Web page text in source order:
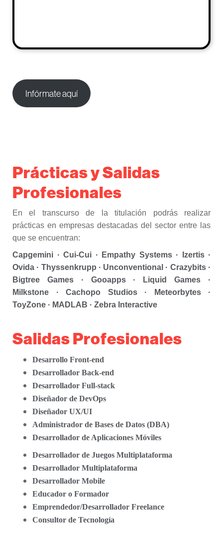
Infórmate aquí
Prácticas y Salidas
Profesionales
En el transcurso de la titulación podrás realizar
prácticas en empresas destacadas del sector entre las
que se encuentran:
Capgemini · Cui-Cui · Empathy Systems · Izertis ·
Ovida · Thyssenkrupp · Unconventional · Crazybits ·
Bigtree Games · Gooapps · Liquid Games ·
Milkstone · Cachopo Studios · Meteorbytes ·
ToyZone · MADLAB · Zebra Interactive
Salidas Profesionales
Desarrollo Front-end
Desarrollador Back-end
Desarrollador Full-stack
Diseñador de DevOps
Diseñador UX/UI
Administrador de Bases de Datos (DBA)
Desarrollador de Aplicaciones Móviles
Desarrollador de Juegos Multiplataforma
Desarrollador Multiplataforma
Desarrollador Mobile
Educador o Formador
Emprendedor/Desarrollador Freelance
Consultor de Tecnología